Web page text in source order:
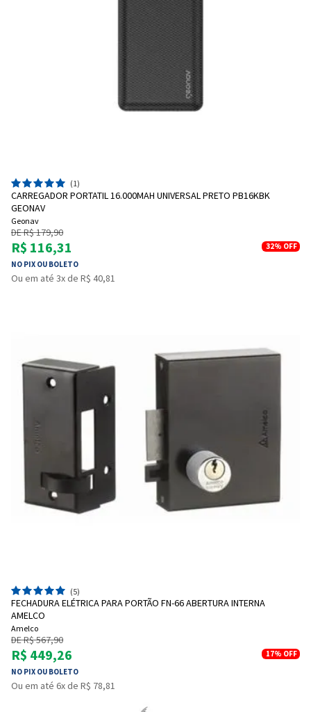
(1)
CARREGADOR PORTATIL 16.000MAH UNIVERSAL PRETO PB16KBK
GEONAV
Geonav
DE R$ 179,90
R$ 116,31
NO PIX OU BOLETO
32% OFF
Ou em até 3x de R$ 40,81
(5)
FECHADURA ELÉTRICA PARA PORTÃO FN-66 ABERTURA INTERNA
AMELCO
Amelco
DE R$ 567,90
R$ 449,26
NO PIX OU BOLETO
17% OFF
Ou em até 6x de R$ 78,81